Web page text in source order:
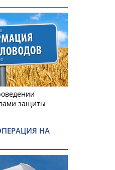
защиты
НА